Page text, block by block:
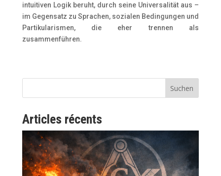
intuitiven Logik beruht, durch seine Universalität aus –
im Gegensatz zu Sprachen, sozialen Bedingungen und
Partikularismen, die eher trennen als
zusammenführen.
Suchen
Articles récents